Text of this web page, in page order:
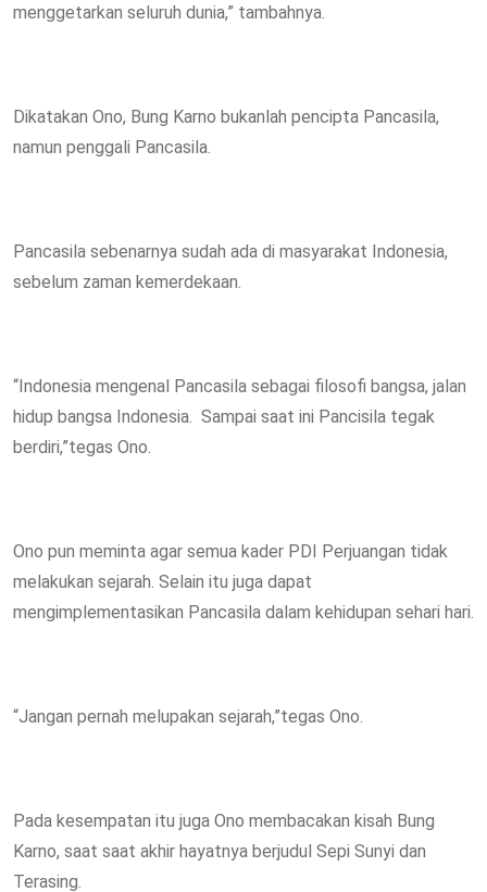
menggetarkan seluruh dunia,” tambahnya.
Dikatakan Ono, Bung Karno bukanlah pencipta Pancasila,
namun penggali Pancasila.
Pancasila sebenarnya sudah ada di masyarakat Indonesia,
sebelum zaman kemerdekaan.
“Indonesia mengenal Pancasila sebagai filosofi bangsa, jalan
hidup bangsa Indonesia. Sampai saat ini Pancisila tegak
berdiri,”tegas Ono.
Ono pun meminta agar semua kader PDI Perjuangan tidak
melakukan sejarah. Selain itu juga dapat
mengimplementasikan Pancasila dalam kehidupan sehari hari.
“Jangan pernah melupakan sejarah,”tegas Ono.
Pada kesempatan itu juga Ono membacakan kisah Bung
Karno, saat saat akhir hayatnya berjudul Sepi Sunyi dan
Terasing.